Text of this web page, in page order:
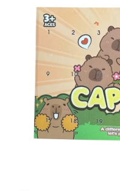
0,0
5
hviezdičiek.